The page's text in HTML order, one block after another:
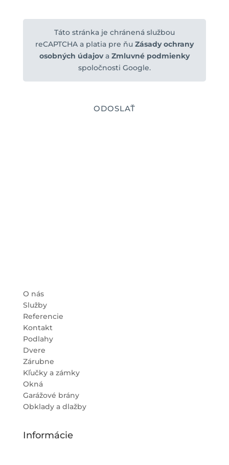
Táto stránka je chránená službou
reCAPTCHA a platia pre ňu Zásady ochrany
osobných údajova Zmluvné podmienky
spoločnosti Google.
O nás
Služby
Referencie
Kontakt
Podlahy
Dvere
Zárubne
Kľučky a zámky
Okná
Garážové brány
Obklady a dlažby
Informácie